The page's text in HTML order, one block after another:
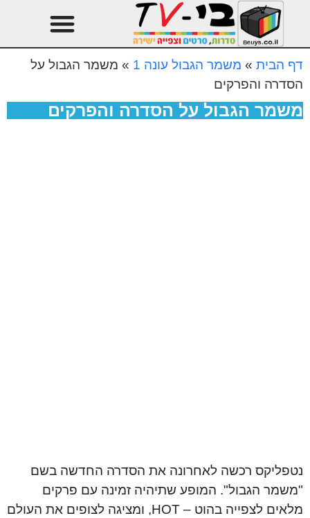
דף הבית » משמר הגבול עונה 1 » משמר הגבול על
הסדרה והפרקים
משמר הגבול על הסדרה והפרקים
נטפליקס רכשה לאחרונה את הסדרה החדשה בשם
"משמר הגבול". המופע שתיהיה זמינה עם פרקים
מלאים לצפייה בהוט – HOT, ומציגה לצופים את העולם